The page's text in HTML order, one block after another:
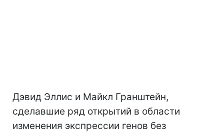
Дэвид Эллис и Майкл Гранштейн,
сделавшие ряд открытий в области
изменения экспрессии генов без